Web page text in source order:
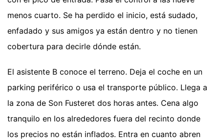
menos cuarto. Se ha perdido el inicio, está sudado,
enfadado y sus amigos ya están dentro y no tienen
cobertura para decirle dónde están.
El asistente B conoce el terreno. Deja el coche en un
parking periférico o usa el transporte público. Llega a
la zona de Son Fusteret dos horas antes. Cena algo
tranquilo en los alrededores fuera del recinto donde
los precios no están inflados. Entra en cuanto abren